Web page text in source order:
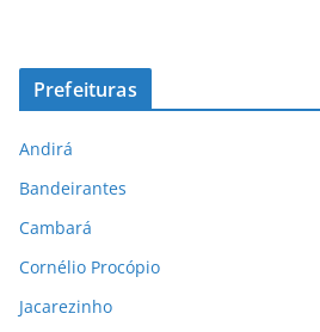
Prefeituras
Andirá
Bandeirantes
Cambará
Cornélio Procópio
Jacarezinho